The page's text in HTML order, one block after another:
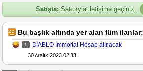
Satışta: Satıcıyla iletişime geçiniz.
Bu başlık altında yer alan tüm ilanlar;
1 DİABLO İmmortal Hesap alınacak
30 Aralık 2023 02:33